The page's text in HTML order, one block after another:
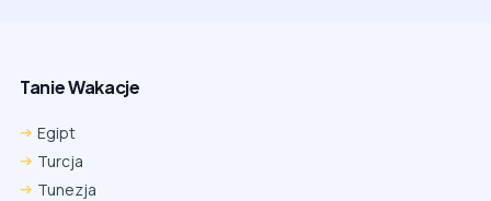
Tanie Wakacje
Egipt
Turcja
Tunezja